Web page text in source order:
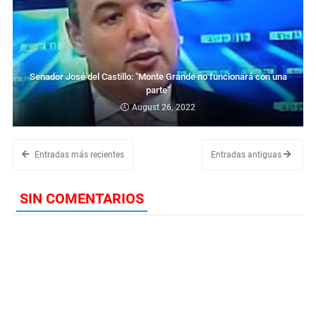
Senador José del Castillo: "Monte Grande no funcionará con una
parte"
August 26, 2022
Entradas más recientes Entradas antiguas
SIN COMENTARIOS